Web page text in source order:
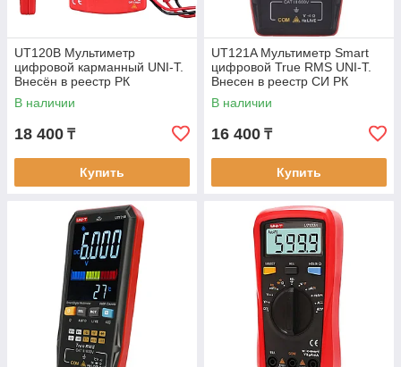
UT120B Мультиметр
цифровой карманный UNI-T.
Внесён в реестр РК
В наличии
18 400 ₸
Купить
UT121A Мультиметр Smart
цифровой True RMS UNI-T.
Внесен в реестр СИ РК
В наличии
16 400 ₸
Купить